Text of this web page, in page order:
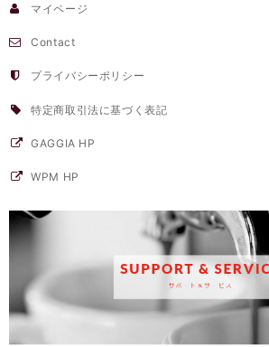
マイページ
Contact
プライバシーポリシー
特定商取引法に基づく表記
GAGGIA HP
WPM HP